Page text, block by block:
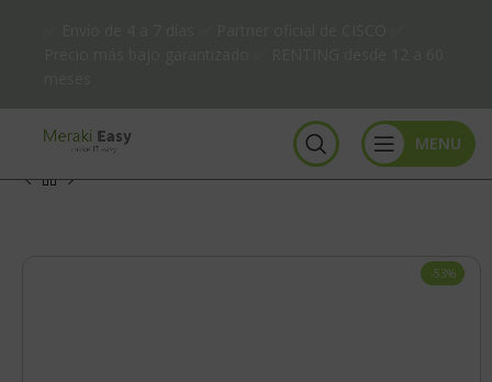
MENU
-53%